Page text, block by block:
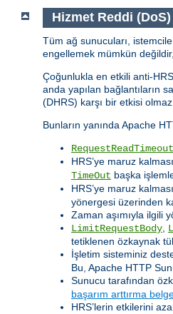
Hizmet Reddi (DoS)
Tüm ağ sunucuları,
engellemek mümkün
Çoğunlukla en etkili anti-
anda yapılan bağlantıların
(DHRS) karşı bir etkisi olmaz.
Bunların yanında Apache
RequestReadTimeout
HRS’ye maruz
TimeOut başka
HRS’ye maruz
yönergesi üzerinden
Zaman aşımıyla ilgili
LimitRequestBody
tetiklenen özkaynak
İşletim sisteminiz
Bu, Apache HTTP
Sunucu tarafından
başarım arttırma
HRS’lerin etkilerini